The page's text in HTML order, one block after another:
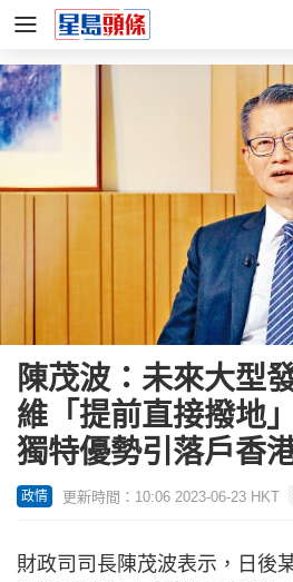
陳茂波：未來大型
維「提前直接撥地
獨特優勢引落戶香
政情 更新時間：10:06 2023-06-23 HKT
財政司司長陳茂波表示，日後